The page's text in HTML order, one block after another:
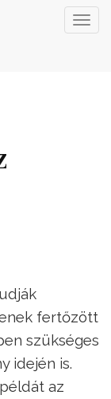
fertőzött
szükséges
idején is.
az